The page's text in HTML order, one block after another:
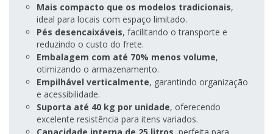
Mais compacto que os modelos tradicionais,
ideal para locais com espaço limitado.
Pés desencaixáveis, facilitando o transporte e
reduzindo o custo do frete.
Embalagem com até 70% menos volume,
otimizando o armazenamento.
Empilhável verticalmente, garantindo organização
e acessibilidade.
Suporta até 40 kg por unidade, oferecendo
excelente resistência para itens variados.